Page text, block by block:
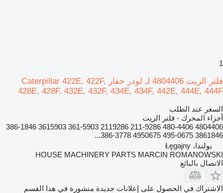
1
فلتر الزيت 4804406 لـ لودر حفار Caterpillar 422E, 422F,
428E, 428F, 432E, 432F, 434E, 434F, 442E, 444E, 444F
السعر عند الطلب
أجزاء المحرك - فلتر الزيت
4804406 480-4406 211-9286 2119286 361-5903 3615903 386-1846
3861846 495-0675 4950675 386-3778...
بولندا، Łęgajny
HOUSE MACHINERY PARTS MARCIN ROMANOWSKI
الاتصال بالبائع
الاشتراك في الحصول على إعلانات جديدة منشورة في هذا القسم